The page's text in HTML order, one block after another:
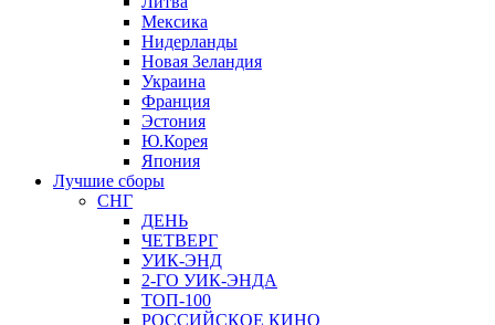
Мексика
Нидерланды
Новая Зеландия
Украина
Франция
Эстония
Ю.Корея
Япония
Лучшие сборы
СНГ
ДЕНЬ
ЧЕТВЕРГ
УИК-ЭНД
2-ГО УИК-ЭНДА
ТОП-100
РОССИЙСКОЕ КИНО